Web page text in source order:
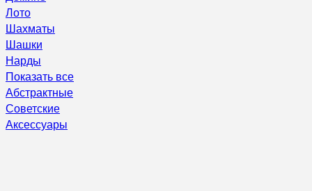
Лото
Шахматы
Шашки
Нарды
Показать все
Абстрактные
Советские
Аксессуары